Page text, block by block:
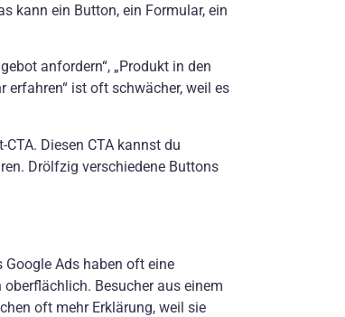
kann ein Button, ein Formular, ein
anfordern“, „Produkt in den
erfahren“ ist oft schwächer, weil es
Diesen CTA kannst du
Drölfzig verschiedene Buttons
Ads haben oft eine
Besucher aus einem
oft mehr Erklärung, weil sie